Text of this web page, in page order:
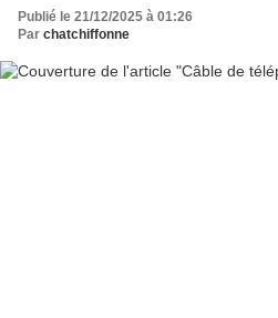
Publié le 21/12/2025 à 01:26
Par chatchiffonne